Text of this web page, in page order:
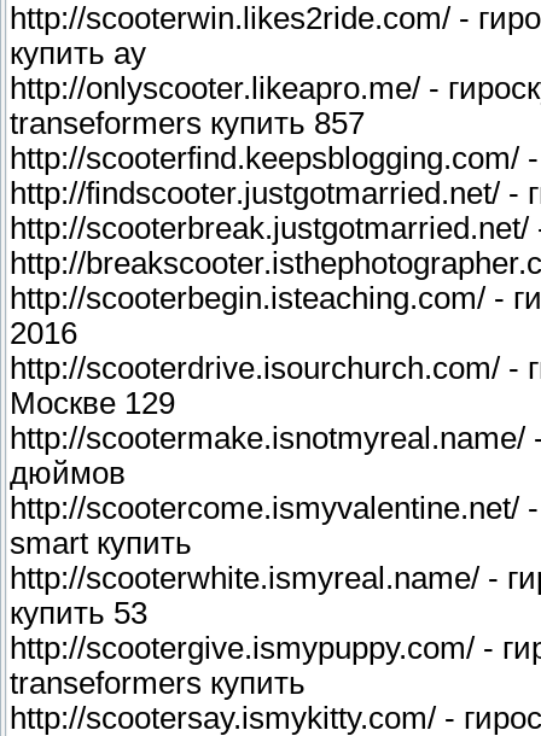
http://scooterwin.likes2ride.com/ -
купить ay
http://onlyscooter.likeapro.me/ -
transeformers купить 857
http://scooterfind.keepsblogging.com/
http://findscooter.justgotmarried.net/ -
http://scooterbreak.justgotmarried.net/
http://
http://scooterbegin.isteaching.com/ -
2016
http://scooterdrive.isourchurch.com/ -
Москве 129
http://scootermake.isnotmyreal.name/
дюймов
http://scootercome.ismyvalentine.net/
smart купить
http://scooterwhite.ismyreal.name/ -
купить 53
http://scootergive.ismypuppy.com/ -
transeformers купить
http://scootersay.ismykitty.com/ -